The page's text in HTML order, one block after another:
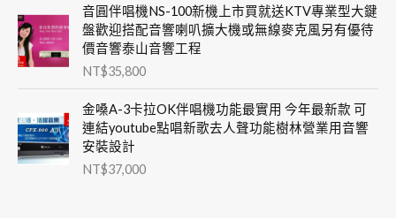
音圓伴唱機NS-100新機上市買就送KTV專業型大鍵
盤歡迎搭配音響喇叭擴大機或無線麥克風另有優待
價音響泰山音響工程
NT$35,800
金嗓A-3卡拉OK伴唱機功能最實用 今年最新款 可
連結youtube點唱新歌去人聲功能樹林營業用音響
安裝設計
NT$37,000